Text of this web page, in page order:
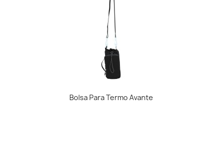
Bolsa Para Termo Avante